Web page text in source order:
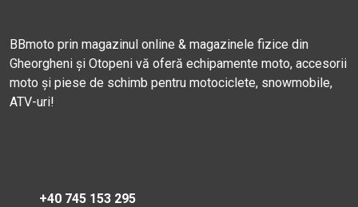
BBmoto prin magazinul online & magazinele fizice din
Gheorgheni și Otopeni vă oferă echipamente moto, accesorii
moto și piese de schimb pentru motociclete, snowmobile,
ATV-uri!
+40 745 153 295